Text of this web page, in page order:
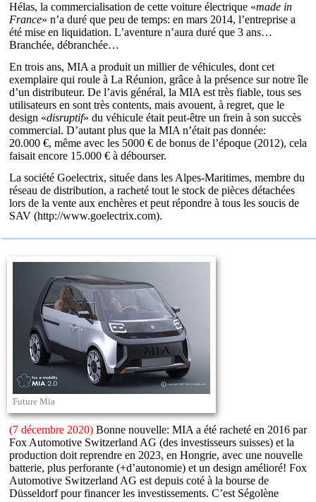
Hélas, la commercialisation de cette voiture électrique «made in
France» n’a duré que peu de temps: en mars 2014, l’entreprise a
été mise en liquidation. L’aventure n’aura duré que 3 ans…
Branchée, débranchée…
En trois ans, MIA a produit un millier de véhicules, dont cet
exemplaire qui roule à La Réunion, grâce à la présence sur notre île
d’un distributeur. De l’avis général, la MIA est très fiable, tous ses
utilisateurs en sont très contents, mais avouent, à regret, que le
design «disruptif» du véhicule était peut-être un frein à son succès
commercial. D’autant plus que la MIA n’était pas donnée:
20.000 €, même avec les 5000 € de bonus de l’époque (2012), cela
faisait encore 15.000 € à débourser.
La société Goelectrix, située dans les Alpes-Maritimes, membre du
réseau de distribution, a racheté tout le stock de pièces détachées
lors de la vente aux enchères et peut répondre à tous les soucis de
SAV (http://www.goelectrix.com).
Future Mia
(7 décembre 2020) Bonne nouvelle: MIA a été racheté en 2016 par
Fox Automotive Switzerland AG (des investisseurs suisses) et la
production doit reprendre en 2023, en Hongrie, avec une nouvelle
batterie, plus perforante (+d’autonomie) et un design amélioré! Fox
Automotive Switzerland AG est depuis coté à la bourse de
Düsseldorf pour financer les investissements. C’est Ségolène